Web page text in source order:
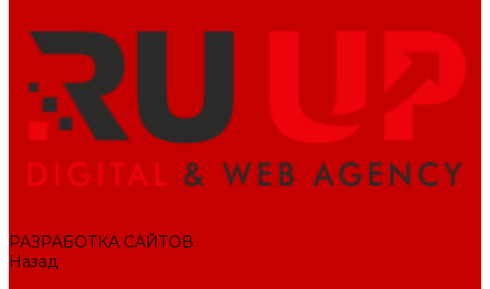
РАЗРАБОТКА САЙТОВ
Назад